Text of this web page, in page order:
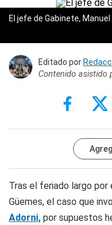
El jefe de Gabinete, Manuel
Editado por
Contenido asistido
Tras el feriado largo
Güemes, el caso que
Adorni, por supuestos